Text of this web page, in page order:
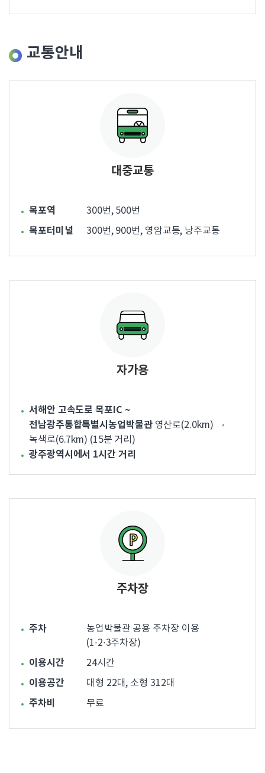
교통안내
대중교통
목포역 300번, 500번
목포터미널 300번, 900번, 영암교통, 낭주교통
자가용
서해안 고속도로 목포IC ~
전남광주통합특별시농업박물관 영산로(2.0km) →
녹색로(6.7km) (15분 거리)
광주광역시에서 1시간 거리
주차장
주차
농업박물관 공용 주차장 이용
(1·2·3주차장)
이용시간 24시간
이용공간 대형 22대, 소형 312대
주차비 무료